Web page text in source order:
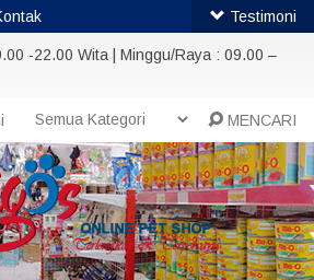
-22.00 Wita | Minggu/Raya : 09.00 –
MENCARI
Testimoni